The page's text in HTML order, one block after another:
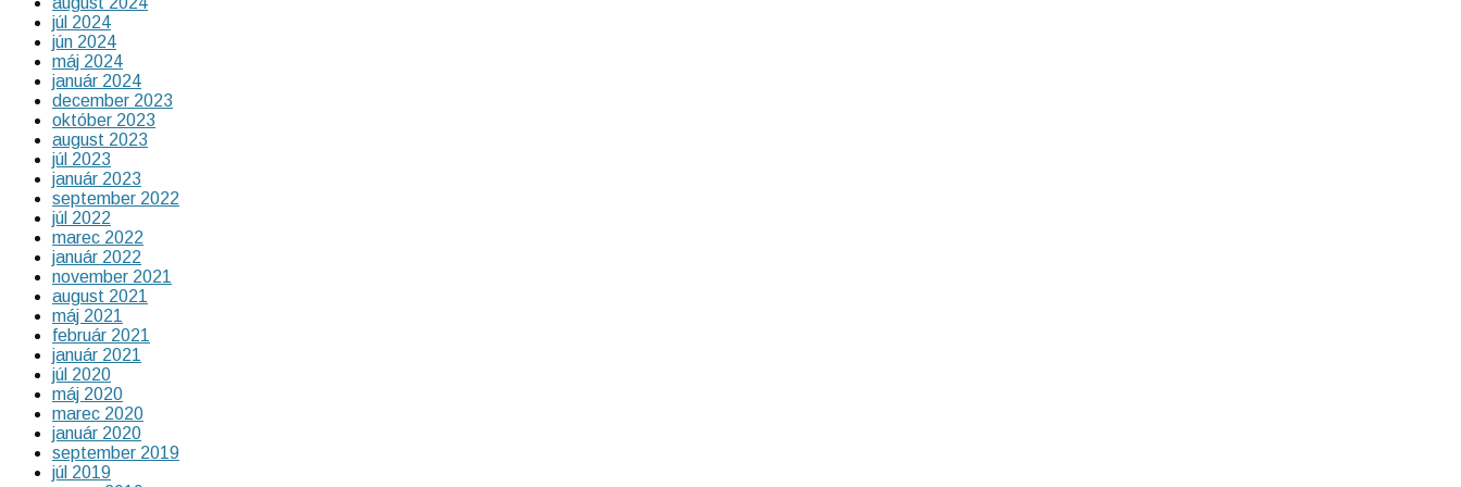
júl 2024
jún 2024
máj 2024
január 2024
december 2023
október 2023
august 2023
júl 2023
január 2023
september 2022
júl 2022
marec 2022
január 2022
november 2021
august 2021
máj 2021
február 2021
január 2021
júl 2020
máj 2020
marec 2020
január 2020
september 2019
júl 2019